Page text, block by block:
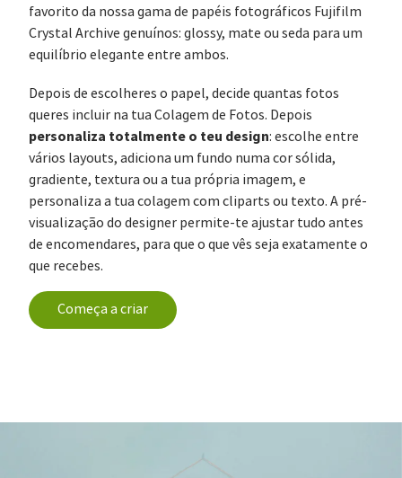
favorito da nossa gama de papéis fotográficos Fujifilm
Crystal Archive genuínos: glossy, mate ou seda para um
equilíbrio elegante entre ambos.
Depois de escolheres o papel, decide quantas fotos
queres incluir na tua Colagem de Fotos. Depois
personaliza totalmente o teu design: escolhe entre
vários layouts, adiciona um fundo numa cor sólida,
gradiente, textura ou a tua própria imagem, e
personaliza a tua colagem com cliparts ou texto. A pré-
visualização do designer permite-te ajustar tudo antes
de encomendares, para que o que vês seja exatamente o
que recebes.
Começa a criar